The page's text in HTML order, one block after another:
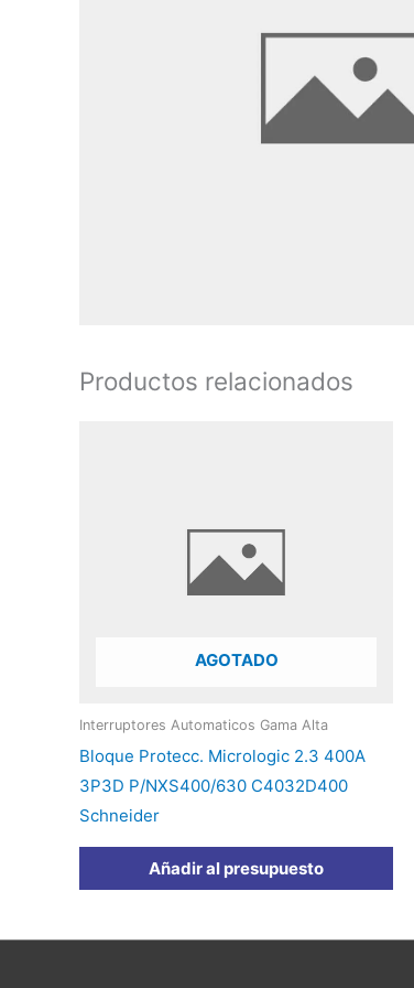
Productos relacionados
AGOTADO
Interruptores Automaticos Gama Alta
Bloque Protecc. Micrologic 2.3 400A
3P3D P/NXS400/630 C4032D400
Schneider
Añadir al presupuesto